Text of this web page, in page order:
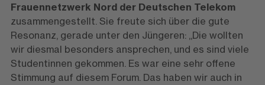
Frauennetzwerk Nord der Deutschen Telekom
zusammengestellt. Sie freute sich über die gute
Resonanz, gerade unter den Jüngeren: „Die wollten
wir diesmal besonders ansprechen, und es sind viele
Studentinnen gekommen. Es war eine sehr offene
Stimmung auf diesem Forum. Das haben wir auch in